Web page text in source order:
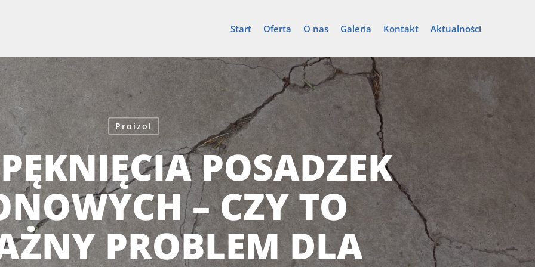
Start Oferta O nas Galeria Kontakt Aktualności
Proizol
POSADZEK
– CZY TO
PROBLEM DLA